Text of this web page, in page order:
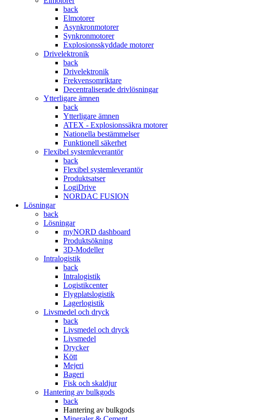
back
Elmotorer
Asynkronmotorer
Synkronmotorer
Explosionsskyddade motorer
Drivelektronik
back
Drivelektronik
Frekvensomriktare
Decentraliserade drivlösningar
Ytterligare ämnen
back
Ytterligare ämnen
ATEX - Explosionssäkra motorer
Nationella bestämmelser
Funktionell säkerhet
Flexibel systemleverantör
back
Flexibel systemleverantör
Produktsatser
LogiDrive
NORDAC FUSION
Lösningar
back
Lösningar
myNORD dashboard
Produktsökning
3D-Modeller
Intralogistik
back
Intralogistik
Logistikcenter
Flygplatslogistik
Lagerlogistik
Livsmedel och dryck
back
Livsmedel och dryck
Livsmedel
Drycker
Kött
Mejeri
Bageri
Fisk och skaldjur
Hantering av bulkgods
back
Hantering av bulkgods